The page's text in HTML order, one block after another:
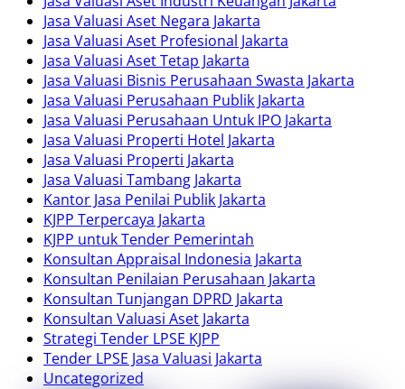
Jasa Valuasi Aset Negara Jakarta
Jasa Valuasi Aset Profesional Jakarta
Jasa Valuasi Aset Tetap Jakarta
Jasa Valuasi Bisnis Perusahaan Swasta Jakarta
Jasa Valuasi Perusahaan Publik Jakarta
Jasa Valuasi Perusahaan Untuk IPO Jakarta
Jasa Valuasi Properti Hotel Jakarta
Jasa Valuasi Properti Jakarta
Jasa Valuasi Tambang Jakarta
Kantor Jasa Penilai Publik Jakarta
KJPP Terpercaya Jakarta
KJPP untuk Tender Pemerintah
Konsultan Appraisal Indonesia Jakarta
Konsultan Penilaian Perusahaan Jakarta
Konsultan Tunjangan DPRD Jakarta
Konsultan Valuasi Aset Jakarta
Strategi Tender LPSE KJPP
Tender LPSE Jasa Valuasi Jakarta
Uncategorized